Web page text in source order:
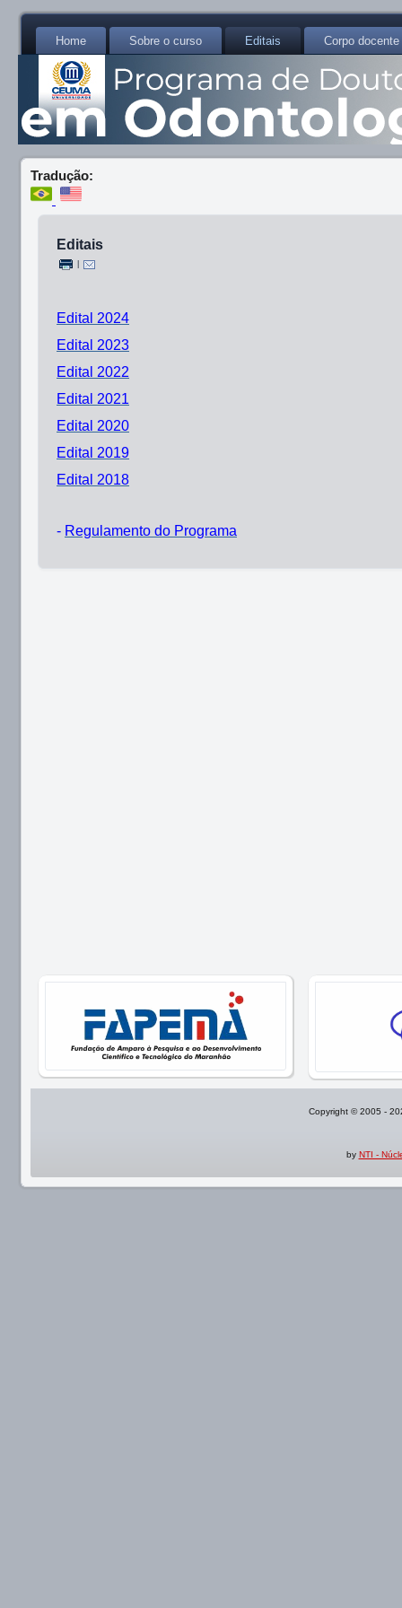
Home Sobre o curso Editais Corpo docente
Tradução:
Editais
Edital 2024
Edital 2023
Edital 2022
Edital 2021
Edital 2020
Edital 2019
Edital 2018
- Regulamento do Programa
Copyright © 2005 -
by NTI -